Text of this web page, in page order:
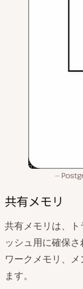
共有メモリ
共有メモリは、
ッシュ用に確保さ
ワークメモリ、
ます。